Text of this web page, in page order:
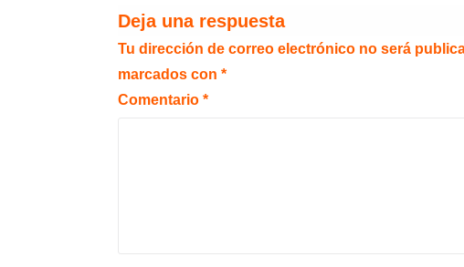
Deja una respuesta
Tu dirección de correo electrónico no será
marcados con *
Comentario *